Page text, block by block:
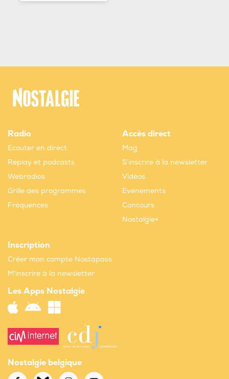
Radio
Ecouter en direct
Replay et podcasts
Webradios
Grille des programmes
Fréquences
Accès direct
Mag
S'inscrire à la newsletter
Vidéos
Evènements
Concours
Nostalgie+
Inscription
Créer mon compte Nostapass
M'inscrire à la newsletter
Les Apps Nostalgie
Nostalgie belgique